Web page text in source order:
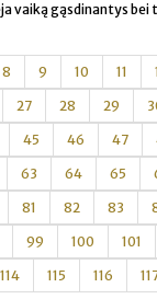
vaiką gąsdinantys
8 9 10 11
27 28 29
45 46 47
63 64 65
81 82 83
99 100 101
114 115 116